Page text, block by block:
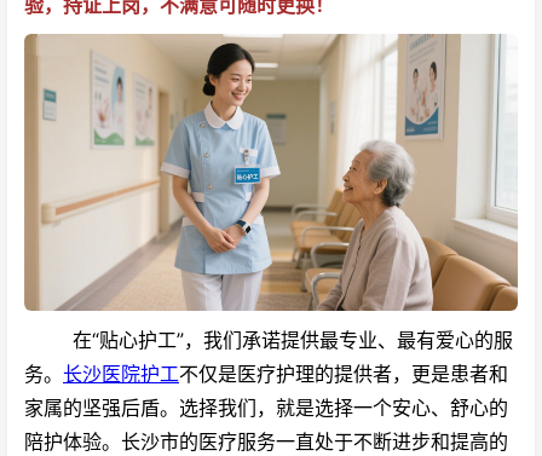
在“贴心护工”，我们承诺提供最专业、最有爱心的服
务。 长沙医院护工不仅是医疗护理的提供者，更是患者和
家属的坚强后盾。选择我们，就是选择一个安心、舒心的
陪护体验。 长沙市的医疗服务一直处于不断进步和提高的